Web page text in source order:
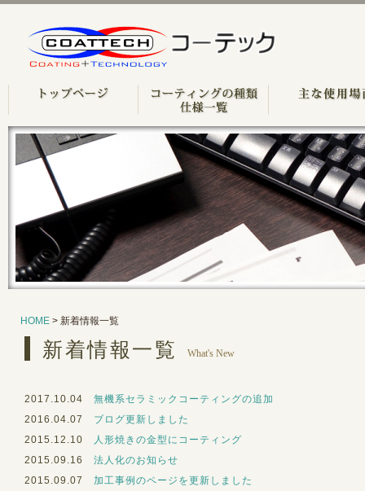
HOME > 新着情報一覧
新着情報一覧 What's New
2017.10.04
無機系セラミックコーティングの追加
2016.04.07
ブログ更新しました
2015.12.10
人形焼きの金型にコーティング
2015.09.16
法人化のお知らせ
2015.09.07
加工事例のページを更新しました